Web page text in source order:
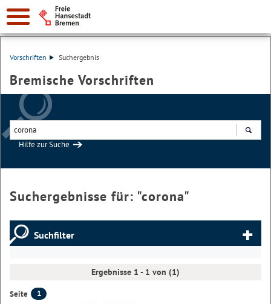
Vorschriften Suchergebnis
Bremische Vorschriften
Hilfe zur Suche
Suchergebnisse für: "corona"
Suchfilter
Ergebnisse 1 - 1 von (1)
Seite
1